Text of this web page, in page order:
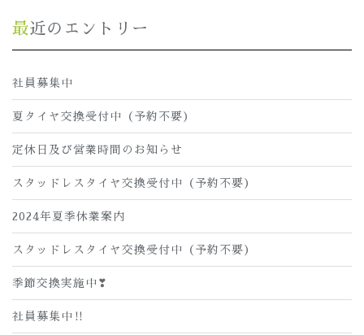
最近のエントリー
社員募集中
夏タイヤ交換受付中（予約不要）
定休日及び営業時間のお知らせ
スタッドレスタイヤ交換受付中（予約不要）
2024年夏季休業案内
スタッドレスタイヤ交換受付中（予約不要）
季節交換実施中❣
社員募集中‼